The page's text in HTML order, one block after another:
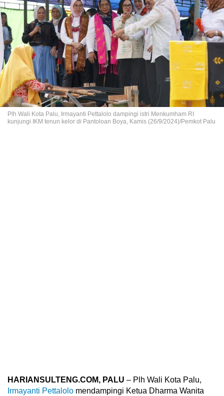
Plh Wali Kota Palu, Irmayanti Pettalolo dampingi istri Menkumham RI
kunjungi IKM tenun kelor di Pantoloan Boya, Kamis (26/9/2024)/Pemkot Palu
HARIANSULTENG.COM, PALU – Plh Wali Kota Palu,
Irmayanti Pettalolo mendampingi Ketua Dharma Wanita